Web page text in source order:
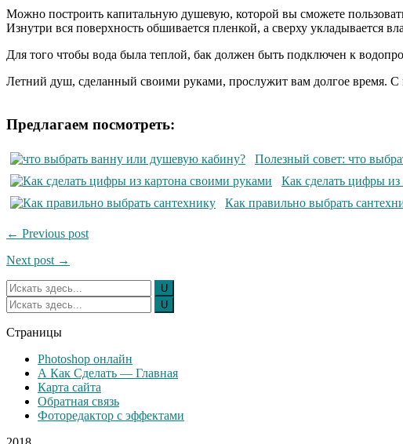
Можно построить капитальную душевую, которой вы сможете
Изнутри вся поверхность обшивается пленкой, а сверху укладывается
Для того чтобы вода была теплой, бак должен быть подключен к
Летний душ, сделанный своими руками, прослужит вам долгое время. С
Предлагаем посмотреть:
Полезный совет: что
Как сделать цифры
Как правильно выбрать
← Previous post
Next post →
Страницы
Photoshop онлайн
А Как Сделать — Главная
Карта сайта
Обратная связь
Фоторедактор с эффектами